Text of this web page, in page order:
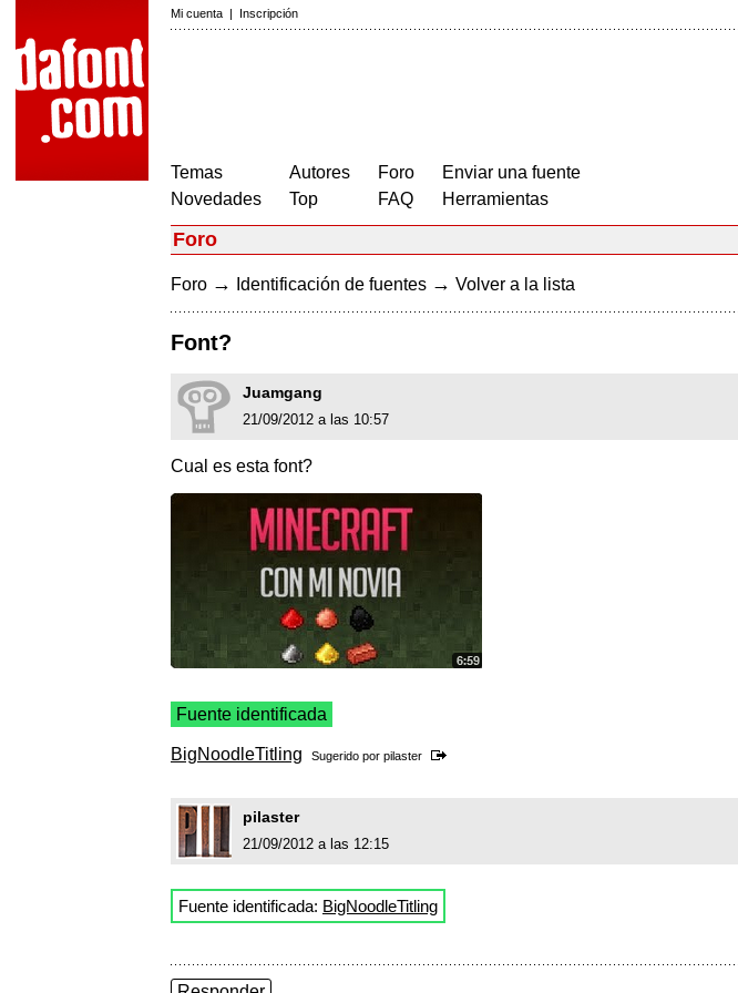
Mi cuenta | Inscripción
Temas
Novedades
Autores
Top
Foro
FAQ
Enviar una fuente
Herramientas
Foro
Foro → Identificación de fuentes → Volver a la lista
Font?
Juamgang
21/09/2012 a las 10:57
Cual es esta font?
Fuente identificada
BigNoodleTitling Sugerido por pilaster
pilaster
21/09/2012 a las 12:15
Fuente identificada: BigNoodleTitling